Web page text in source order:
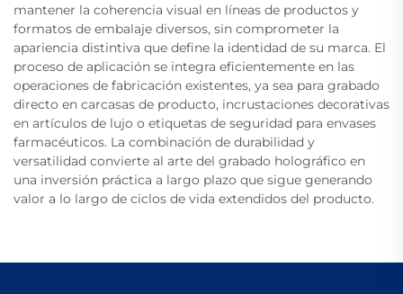
mantener la coherencia visual en líneas de productos y
formatos de embalaje diversos, sin comprometer la
apariencia distintiva que define la identidad de su marca. El
proceso de aplicación se integra eficientemente en las
operaciones de fabricación existentes, ya sea para grabado
directo en carcasas de producto, incrustaciones decorativas
en artículos de lujo o etiquetas de seguridad para envases
farmacéuticos. La combinación de durabilidad y
versatilidad convierte al arte del grabado holográfico en
una inversión práctica a largo plazo que sigue generando
valor a lo largo de ciclos de vida extendidos del producto.